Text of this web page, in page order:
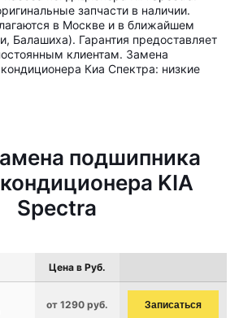
запчасти в наличии.
в Москве и в ближайшем
Балашиха). Гарантия предоставляет
клиентам. Замена
Киа Спектра: низкие
подшипника
KIA
Spectra
Цена в Руб.
от 1290 руб. Записаться